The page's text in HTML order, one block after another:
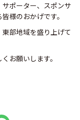
ポーター、スポンサ
様のおかげです。
部地域を盛り上げて
お願いします。